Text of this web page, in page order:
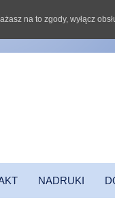
NADRUKI
na to zgody, wyłącz